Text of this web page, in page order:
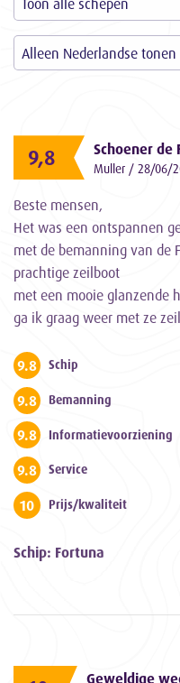
9,8 Schoener de
Muller / 28/06/
Beste mensen,
Het was een ontspannen
met de bemanning van de
prachtige zeilboot
met een mooie glanzende
ga ik graag weer met ze
9.8 Schip
9.8 Bemanning
9.8 Informatievoorziening
9.8 Service
10 Prijs/kwaliteit
Schip: Fortuna
Geweldige